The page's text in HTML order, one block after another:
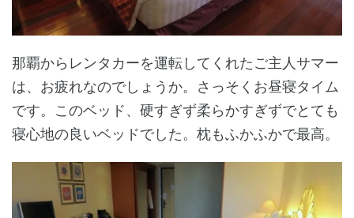
那覇からレンタカーを運転してくれたご主人サマー
は、お疲れなのでしょうか。さっそくお昼寝タイム
です。このベッド、硬すぎず柔らかすぎずでとても
寝心地の良いベッドでした。枕もふかふかで最高。